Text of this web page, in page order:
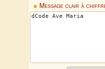
Message clair à